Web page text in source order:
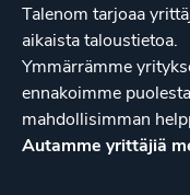
Talenom tarjoaa
aikaista taloustietoa.
Ymmärrämme
ennakoimme
mahdollisimman
Autamme yrittäjiä